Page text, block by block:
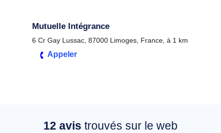
Mutuelle Intégrance
6 Cr Gay Lussac, 87000 Limoges, France, à 1 km
Appeler
12 avis trouvés sur le web